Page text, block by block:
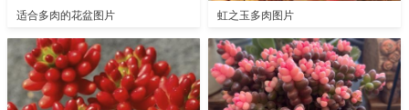
适合多肉的花盆图片 虹之玉多肉图片